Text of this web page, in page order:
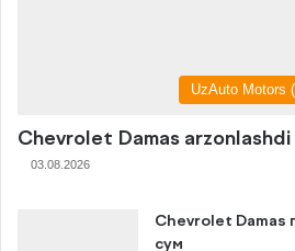
UzAuto Motors
Chevrolet Damas arzonlashdi
03.08.2026
Chevrolet Damas
сум